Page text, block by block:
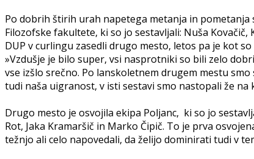
Po dobrih štirih urah napetega metanja in
Filozofske fakultete, ki so jo sestavljali: Nuša
DUP v curlingu zasedli drugo mesto, letos pa je kot
»Vzdušje je bilo super, vsi nasprotniki so bili zelo
vse izšlo srečno. Po lanskoletnem drugem mestu
tudi naša uigranost, v isti sestavi smo nastopali že
Drugo mesto je osvojila ekipa Poljanc, ki so jo
Rot, Jaka Kramaršič in Marko Čipič. To je prva
težnjo ali celo napovedali, da želijo dominirati tudi v